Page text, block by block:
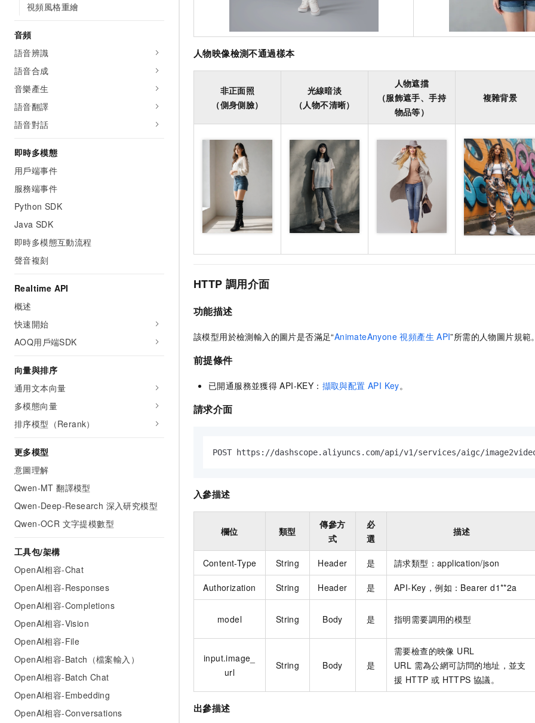
視頻風格重繪
音頻
語音辨識
語音合成
音樂產生
語音翻譯
語音對話
即時多模態
用戶端事件
服務端事件
Python SDK
Java SDK
即時多模態互動流程
聲音複刻
Realtime API
概述
快速開始
AOQ用戶端SDK
向量與排序
通用文本向量
多模態向量
排序模型（Rerank）
更多模型
意圖理解
Qwen-MT 翻譯模型
Qwen-Deep-Research 深入研究模型
Qwen-OCR 文字提模數型
工具包/架構
OpenAI相容-Chat
OpenAI相容-Responses
OpenAI相容-Completions
OpenAI相容-Vision
OpenAI相容-File
OpenAI相容-Batch（檔案輸入）
OpenAI相容-Batch Chat
OpenAI相容-Embedding
OpenAI相容-Conversations
人物映像檢測不通過樣本
非正面照
（側身側臉）
光線暗淡
（人物不清晰）
人物遮擋
（服飾遮手、手持
物品等）
複雜背景
HTTP 調用介面
功能描述
該模型用於檢測輸入的圖片是否滿足“AnimateAnyone 視頻產生 API”所需的人物圖片規範
前提條件
已開通服務並獲得 API-KEY： 擷取與配置 API Key。
請求介面
POST https://dashscope.aliyuncs.com/api/v1/services/aigc/
入參描述
欄位 類型
傳參方
式
必
選
描述
Content-Type String Header 是 請求類型：application/json
Authorization String Header 是 API-Key，例如：Bearer d1**2a
model String Body 是 指明需要調用的模型
input.image_
url
String Body 是
需要檢查的映像 URL
URL 需為公網可訪問的地址，並支
援 HTTP 或 HTTPS 協議。
出參描述